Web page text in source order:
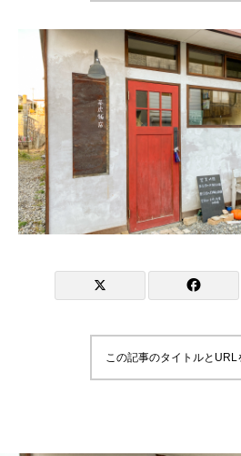
この記事のタイトルとURL